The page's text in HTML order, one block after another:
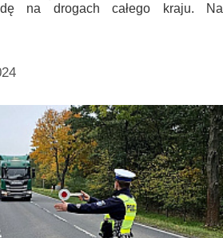
na drogach całego kraju. Na